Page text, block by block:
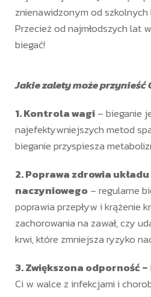
znienawidzonym od
Przecież od najmłodszych lat
biegać!
Jakie zalety może przynieść
1. Kontrola wagi– bieganie
najefektywniejszych metod
bieganie przyspiesza
2. Poprawa zdrowia
naczyniowego– regularne
poprawia przepływ i krążenie
zachorowania na zawał, czy
krwi, które zmniejsza ryzyko
3. Zwiększona odporność –
Ci w walce z infekcjami i